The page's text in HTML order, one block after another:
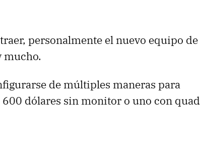
personalmente el nuevo equipo de
mucho.
de múltiples maneras para
dólares sin monitor o uno con quad